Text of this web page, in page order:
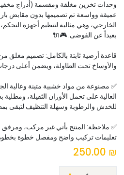
وحدات تخزين مغلقة ومقسمة (أدراج
عميقة وواسعة تم تصميمها بدون مقابض
الخارجي، وهي مثالية لتنظيم أجهزة
بعيداً عن الفوضى. 🎮🔌
قاعدة أرضية ثابتة بالكامل: تصميم مغلق من
والأوساخ تحت الطاولة، ويضمن أعلى درجات
العالية على تحمل الأوزان الثقيلة،
للخدش والرطوبة وسهلة التنظيف لتبقى
✅ ملاحظة: المنتج يأتي غير مركب، ومرفق
تعليمات تركيب واضح ومفصل خطوة
₪
250.00